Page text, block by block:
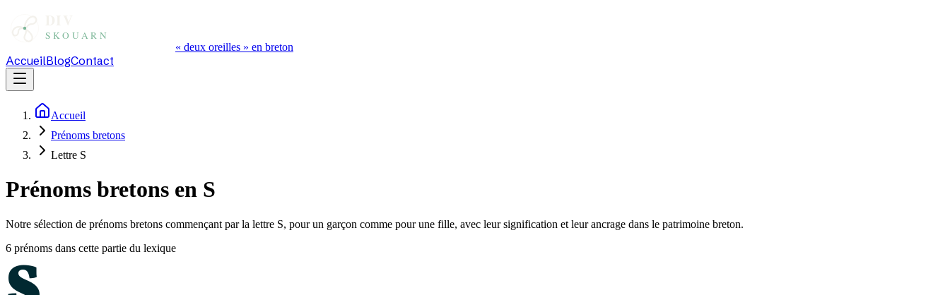
« deux oreilles » en breton
AccueilBlogContact
Accueil
Prénoms bretons
Lettre S
Prénoms bretons en S
Notre sélection de prénoms bretons commençant par la lettre S, pour un garçon comme pour une fille, avec leur signification et leur ancrage dans le patrimoine breton.
6 prénoms dans cette partie du lexique